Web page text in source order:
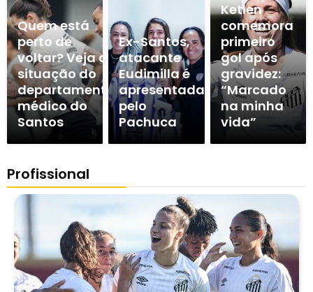
Quem está
perto de
voltar? Veja a
situação do
departamento
médico do
Santos
Ex-Santos,
atacante
Eudimilla é
apresentada
pelo
Pachuca
Ketlen
comemora
primeiro
gol após
gravidez:
“Marcado
na minha
vida”
Profissional